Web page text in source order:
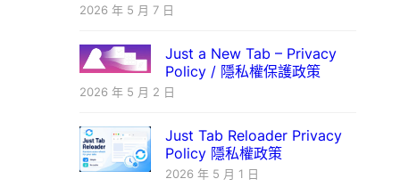
2026 年 5 月 7 日
Just a New Tab – Privacy
Policy / 隱私權保護政策
2026 年 5 月 2 日
Just Tab Reloader Privacy
Policy 隱私權政策
2026 年 5 月 1 日